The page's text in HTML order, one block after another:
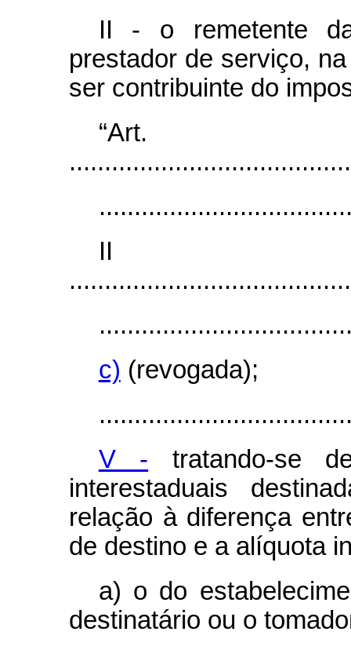
II - o remetente
prestador de serviço,
ser contribuinte do
c) (revogada);
V - tratando-se
interestaduais
relação à diferença
de destino e a alíquota
a) o do
destinatário ou o